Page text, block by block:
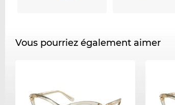
Vous pourriez également aimer